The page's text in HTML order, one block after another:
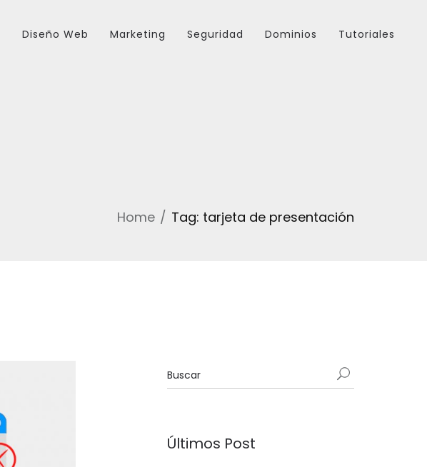
Diseño Web Marketing Seguridad Dominios Tutoriales
Home Tag: tarjeta de presentación
Últimos Post